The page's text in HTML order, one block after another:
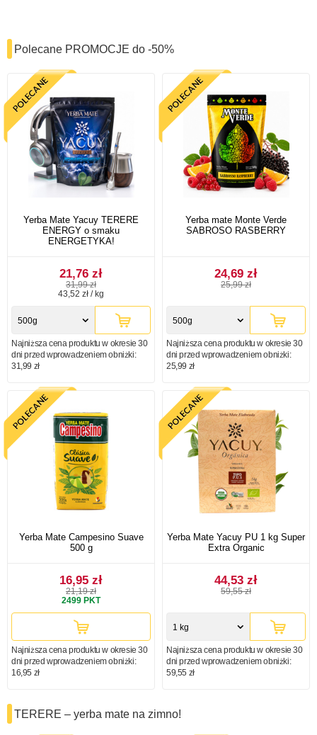
Polecane PROMOCJE do -50%
Yerba Mate Yacuy TERERE
ENERGY o smaku
ENERGETYKA!
21,76 zł
31,99 zł
43,52 zł / kg
500g
Najniższa cena produktu w okresie 30
dni przed wprowadzeniem obniżki:
31,99 zł
Yerba mate Monte Verde
SABROSO RASBERRY
24,69 zł
25,99 zł
500g
Najniższa cena produktu w okresie 30
dni przed wprowadzeniem obniżki:
25,99 zł
Yerba Mate Campesino Suave
500 g
16,95 zł
21,19 zł
2499 PKT
Najniższa cena produktu w okresie 30
dni przed wprowadzeniem obniżki:
16,95 zł
Yerba Mate Yacuy PU 1 kg Super
Extra Organic
44,53 zł
59,55 zł
1 kg
Najniższa cena produktu w okresie 30
dni przed wprowadzeniem obniżki:
59,55 zł
TERERE – yerba mate na zimno!